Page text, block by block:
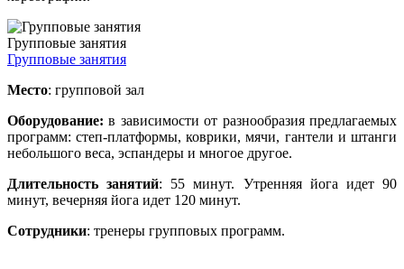
Групповые занятия
Групповые занятия
Место: групповой зал
Оборудование: в зависимости от разнообразия предлагаемых
программ: степ-платформы, коврики, мячи, гантели и штанги
небольшого веса, эспандеры и многое другое.
Длительность занятий: 55 минут. Утренняя йога идет 90
минут, вечерняя йога идет 120 минут.
Сотрудники: тренеры групповых программ.